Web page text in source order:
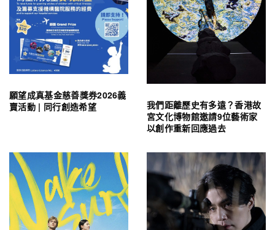
願望成真基金慈善獎券2026義
賣活動 | 同行創造希望
我們距離歷史有多遠？香港故
宮文化博物館邀請9位藝術家
以創作重新回應過去